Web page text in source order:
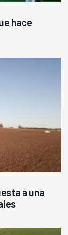
hace
a una